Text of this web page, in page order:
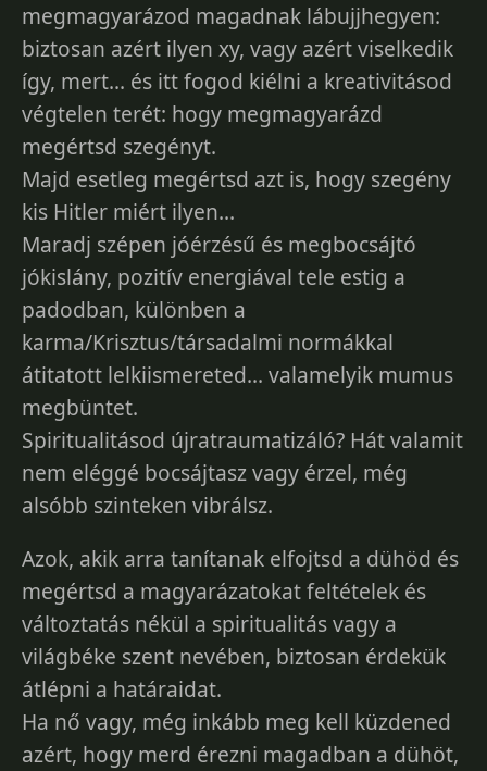
megmagyarázod magadnak lábujjhegyen:
biztosan azért ilyen xy, vagy azért viselkedik
így, mert... és itt fogod kiélni a kreativitásod
végtelen terét: hogy megmagyarázd
megértsd szegényt.
Majd esetleg megértsd azt is, hogy szegény
kis Hitler miért ilyen...
Maradj szépen jóérzésű és megbocsájtó
jókislány, pozitív energiával tele estig a
padodban, különben a
karma/Krisztus/társadalmi normákkal
átitatott lelkiismereted... valamelyik mumus
megbüntet.
Spiritualitásod újratraumatizáló? Hát valamit
nem eléggé bocsájtasz vagy érzel, még
alsóbb szinteken vibrálsz.
Azok, akik arra tanítanak elfojtsd a dühöd és
megértsd a magyarázatokat feltételek és
változtatás nékül a spiritualitás vagy a
világbéke szent nevében, biztosan érdekük
átlépni a határaidat.
Ha nő vagy, még inkább meg kell küzdened
azért, hogy merd érezni magadban a dühöt,